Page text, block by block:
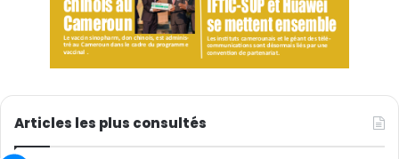
Articles les plus consultés